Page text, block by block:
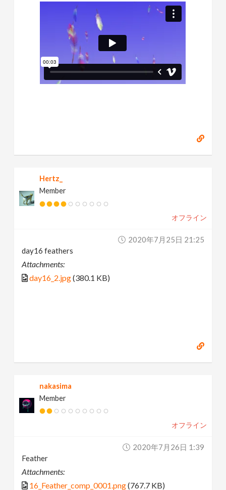
Hertz_
Member
オフライン
2020年7月25日 21:25
day16 feathers
Attachments:
day16_2.jpg(380.1 KB)
nakasima
Member
オフライン
2020年7月26日 1:39
Feather
Attachments:
16_Feather_comp_0001.png(767.7 KB)